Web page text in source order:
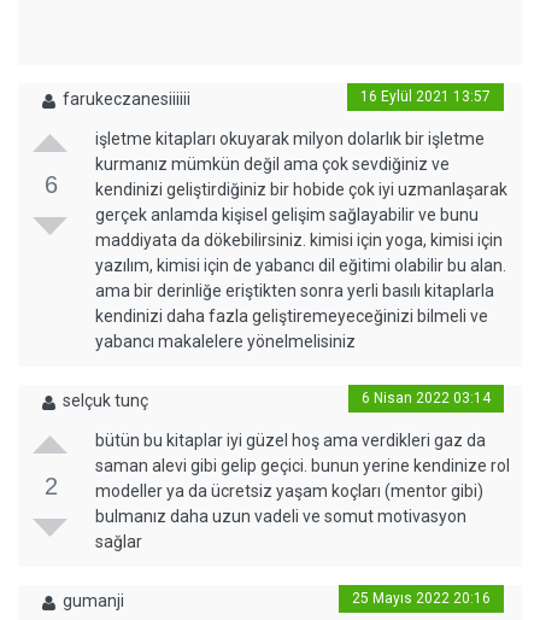
farukeczanesiiiiii 16 Eylül 2021 13:57
6
işletme kitapları okuyarak milyon dolarlık bir işletme
kurmanız mümkün değil ama çok sevdiğiniz ve
kendinizi geliştirdiğiniz bir hobide çok iyi uzmanlaşarak
gerçek anlamda kişisel gelişim sağlayabilir ve bunu
maddiyata da dökebilirsiniz. kimisi için yoga, kimisi için
yazılım, kimisi için de yabancı dil eğitimi olabilir bu alan.
ama bir derinliğe eriştikten sonra yerli basılı kitaplarla
kendinizi daha fazla geliştiremeyeceğinizi bilmeli ve
yabancı makalelere yönelmelisiniz
selçuk tunç 6 Nisan 2022 03:14
2
bütün bu kitaplar iyi güzel hoş ama verdikleri gaz da
saman alevi gibi gelip geçici. bunun yerine kendinize rol
modeller ya da ücretsiz yaşam koçları (mentor gibi)
bulmanız daha uzun vadeli ve somut motivasyon
sağlar
gumanji 25 Mayıs 2022 20:16